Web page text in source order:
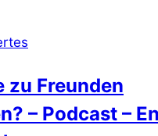
unser
ein
kleines,
zu Freunden
– Podcast –